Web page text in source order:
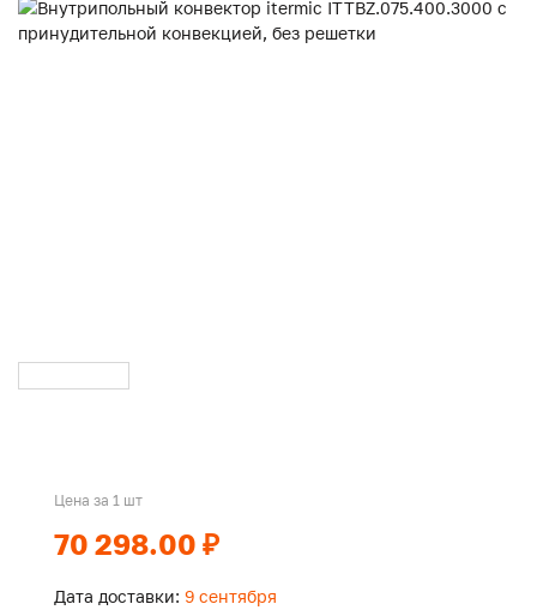
Цена за 1 шт
70 298.00 ₽
Дата доставки: 9 сентября